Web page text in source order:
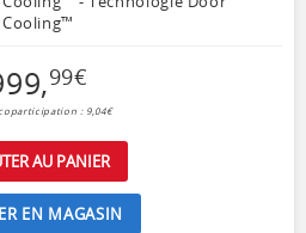
Cooling™
,99€
: 9,04€
AU PANIER
EN MAGASIN